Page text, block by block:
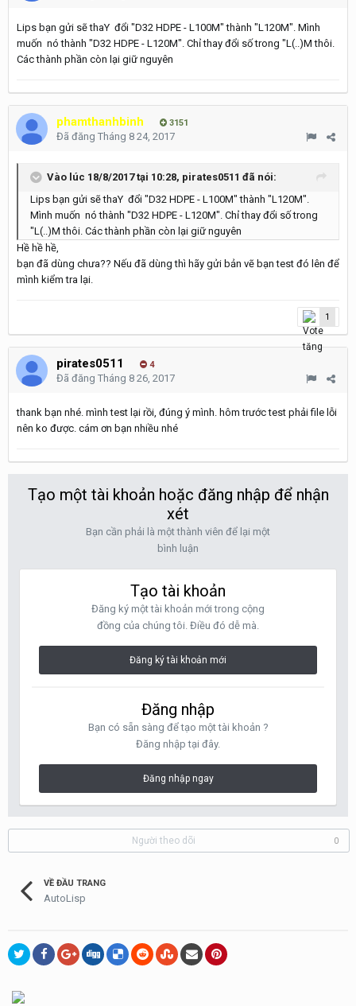
Lips bạn gửi sẽ thaY đổi "D32 HDPE - L100M" thành "L120M". Mình
muốn nó thành "D32 HDPE - L120M". Chỉ thay đổi số trong "L(..)M thôi.
Các thành phần còn lại giữ nguyên
phamthanhbinh 3151
Đã đăng Tháng 8 24, 2017
Vào lúc 18/8/2017 tại 10:28, pirates0511 đã nói:
Lips bạn gửi sẽ thaY đổi "D32 HDPE - L100M" thành "L120M".
Mình muốn nó thành "D32 HDPE - L120M". Chỉ thay đổi số trong
"L(..)M thôi. Các thành phần còn lại giữ nguyên
Hề hề hề,
bạn đã dùng chưa?? Nếu đã dùng thì hãy gửi bản vẽ bạn test đó lên để
mình kiểm tra lại.
1
pirates0511 4
Đã đăng Tháng 8 26, 2017
thank bạn nhé. mình test lại rồi, đúng ý mình. hôm trước test phải file lỗi
nên ko được. cám ơn bạn nhiều nhé
Tạo một tài khoản hoặc đăng nhập để nhận
xét
Bạn cần phải là một thành viên để lại một
bình luận
Tạo tài khoản
Đăng ký một tài khoản mới trong cộng
đồng của chúng tôi. Điều đó dễ mà.
Đăng ký tài khoản mới
Đăng nhập
Bạn có sẵn sàng để tạo một tài khoản ?
Đăng nhập tại đây.
Đăng nhập ngay
Người theo dõi 0
VỀ ĐẦU TRANG
AutoLisp